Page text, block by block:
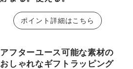
ポイント詳細はこちら
アフターユース可能な素材の
おしゃれなギフトラッピング